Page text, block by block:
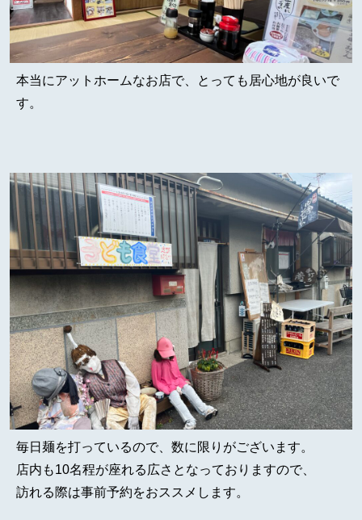
本当にアットホームなお店で、とっても居心地が良いで
す。
毎日麺を打っているので、数に限りがございます。
店内も10名程が座れる広さとなっておりますので、
訪れる際は事前予約をおススメします。